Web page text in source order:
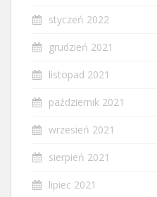
styczeń 2022
grudzień 2021
listopad 2021
październik 2021
wrzesień 2021
sierpień 2021
lipiec 2021